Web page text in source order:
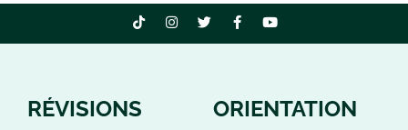
RÉVISIONS ORIENTATION